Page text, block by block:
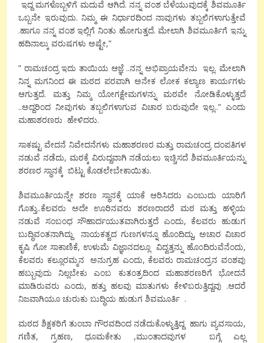
ಇದ್ದ ಮಗಳೊಬ್ಬಳಿಗೆ ಮದುವೆ ಆಗಿದೆ. ನನ್ನ ವಂಶ ಬೆಳೆಯುವುದಕ್ಕೆ ಶಿವಮೂರ್ತಿ
ಒಬ್ಬನೇ ಇರುವುದು. ನಿಮ್ಮ ಈ ನಿರ್ಧಾರದಿಂದ ನಾವುಗಳು ತಬ್ಬಲಿಗಳಾಗುತ್ತೇವೆ
.ಹಾಗೂ ನನ್ನ ವಂಶ ಇಲ್ಲಿಗೆ ನಿಂತು ಹೋಗುತ್ತದೆ. ಮೇಲಾಗಿ ಶಿವಮೂರ್ತಿಗೆ ಇನ್ನು
ಹದಿನಾಲ್ಕು ವರುಷಗಳು ಅಷ್ಟೇ,”
” ರಾಮಚಂದ್ರ ಇದು ತಾಯಿಯ ಆಜ್ಞೆ ..ನನ್ನ ಅಭಿಪ್ರಾಯವೇನು ಇಲ್ಲ. ಮೇಲಾಗಿ
ನಿನ್ನ ಮಗನಿಂದ ಈ ಮಠದ ಪರವಾಗಿ ಅನೇಕ ಲೋಕ ಕಲ್ಯಾಣ ಕಾರ್ಯಗಳು
ಆಗುತ್ತದೆ. ಮತ್ತು ನಿಮ್ಮ ಯೋಗಕ್ಷೇಮಗಳನ್ನು ಮಠವೇ ನೋಡಿಕೊಳ್ಳುತ್ತದೆ
..ಅದ್ದರಿಂದ ನೀವುಗಳು ತಬ್ಬಲಿಗಳಾಗುವ ವಿಚಾರ ಬರುವುದೇ ಇಲ್ಲ..” ಎಂದು
ಮಹಾಶರಣರು ಹೇಳಿದರು.
ಸಾಕಷ್ಟು ವೇದನೆ ನಿವೇದನೆಗಳು ಮಹಾಶರಣರ ಮತ್ತು ರಾಮಚಂದ್ರ ದಂಪತಿಗಳ
ನಡುವೆ ನಡೆದು, ಮಠಕ್ಕೆ ವಿರುದ್ದವಾಗಿ ನಡೆಯಲು ಇಚ್ಚಿಸದೆ ಶಿವಮೂರ್ತಿಯನ್ನು
ಶರಣರ ಸ್ಥಾನಕ್ಕೆ ಬಿಟ್ಟು ಕೊಡಲೇಬೇಕಾಯಿತು.
ಶಿವಮೂರ್ತಿಯನ್ನೇ ಶರಣ ಸ್ಥಾನಕ್ಕೆ ಯಾಕೆ ಆರಿಸಿದರು ಎಂಬುದು ಯಾರಿಗೆ
ಗೊತ್ತು..ಕೆಲವರು ಅದೇ ಊರಿನವರು ಶರಣರಾದರೆ ಮಠ ಮತ್ತು ಹಳ್ಳಿಯ
ನಡುವೆ ಸಂಬಂಧ ಸೌಹಾರ್ದಯುತವಾಗಿರುತ್ತದೆ ಎಂದು, ಕೆಲವರು ಹುಡುಗ
ಬುದ್ಧಿವಂತನಾಗಿದ್ದು ನಾಯಕತ್ವದ ಗುಣಗಳನ್ನೂ ಹೊಂದಿದ್ದು, ಅಚಾರ ವಿಚಾರ
ಕೃಷಿ ಗೋ ಸಾಕಾಣಿಕೆ, ಉಳುಮೆ ವಿಜ್ಞಾನದಲ್ಲೂ ವಿದ್ವತ್ತನ್ನು ಹೊ೦ದಿರುವೆನೆಂದು,
ಕೆಲವರು ಕಲ್ಲೂರಮ್ಮನ ಅನುಗ್ರಹ ಎಂದು, ಕೆಲವರು ರಾಮಚಂದ್ರನ ವಂಶವು
ಹಬ್ಬುವುದು ನಿಲ್ಲಬೇಕು ಎಂಬ ಕುತಂತ್ರದಿಂದ ಮಹಾಶರಣರಿಗೆ ಭೋದನೆ
ಮಾಡಿರುವರು ಎಂದು, ಹತ್ತು ಹಲವು ಮಾತುಗಳು ಕೇಳಿಬರುತ್ತಿದ್ದವು .ಆದರೆ
ನಿಜವಾಗಿಯೂ ಚುರುಕು ಬುದ್ಧಿಯ ಹುಡುಗ ಶಿವಮೂರ್ತಿ .
ಮಠದ ಶಿಕ್ಷಕರಿಗೆ ತುಂಬಾ ಗೌರವದಿಂದ ನಡೆದುಕೊಳ್ಳುತ್ತಿದ್ದ ಹಾಗು ವ್ಯವಸಾಯ,
ಗಣಿತ, ಗ್ರಹಣ, ಧೂಮಕೇತು ,ಮುಂತಾದವುಗಳ ಬಗ್ಗೆ ಎಲ್ಲ